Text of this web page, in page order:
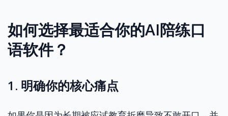
如何选择最适合你的AI陪练口
语软件？
1. 明确你的核心痛点